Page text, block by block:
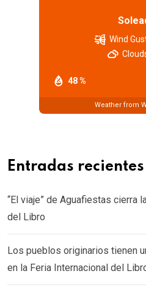
48 %
Wind
Weather from
Entradas recientes
“El viaje” de Aguafiestas cierra
del Libro
Los pueblos originarios tienen
en la Feria Internacional del